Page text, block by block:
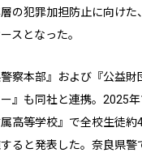
の犯罪加担防止に向けた
スとなった。
察本部』および『公益財
』も同社と連携。2025年
属高等学校』で全校生徒
ると発表した。奈良県警